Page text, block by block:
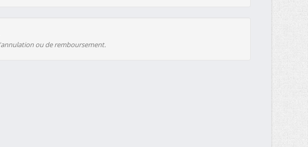
ou de remboursement.